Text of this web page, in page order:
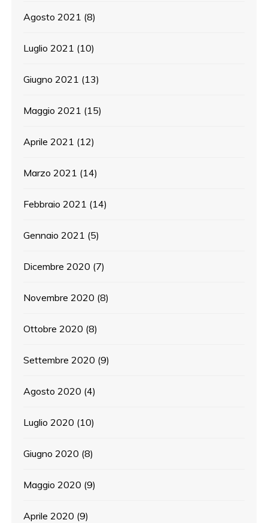
Agosto 2021 (8)
Luglio 2021 (10)
Giugno 2021 (13)
Maggio 2021 (15)
Aprile 2021 (12)
Marzo 2021 (14)
Febbraio 2021 (14)
Gennaio 2021 (5)
Dicembre 2020 (7)
Novembre 2020 (8)
Ottobre 2020 (8)
Settembre 2020 (9)
Agosto 2020 (4)
Luglio 2020 (10)
Giugno 2020 (8)
Maggio 2020 (9)
Aprile 2020 (9)